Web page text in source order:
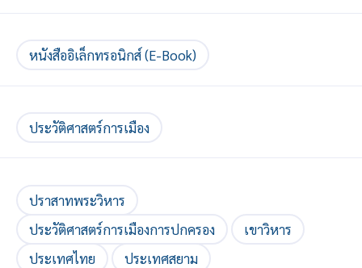
หนังสืออิเล็กทรอนิกส์ (E-Book)
ประวัติศาสตร์การเมือง
ปราสาทพระวิหาร
ประวัติศาสตร์การเมืองการปกครอง
เขาวิหาร
ประเทศไทย
ประเทศสยาม